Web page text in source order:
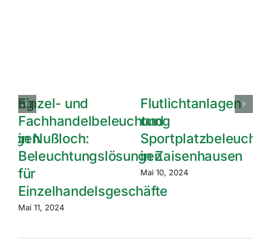
Effektive
Parkplatzbeleuchtung
in Zaisenhausen
Mai 9, 2024
Einzel- und
in Zaisenhausen:
Alles, was Sie
wissen müssen
Mai 8, 2024